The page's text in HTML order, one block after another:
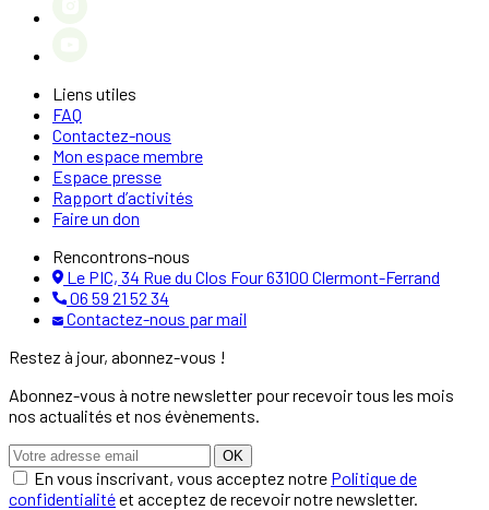
Liens utiles
FAQ
Contactez-nous
Mon espace membre
Espace presse
Rapport d’activités
Faire un don
Rencontrons-nous
Le PIC, 34 Rue du Clos Four 63100 Clermont-Ferrand
06 59 21 52 34
Contactez-nous par mail
Restez à jour, abonnez-vous !
Abonnez-vous à notre newsletter pour recevoir tous les mois
nos actualités et nos évènements.
OK
En vous inscrivant, vous acceptez notre Politique de
confidentialitéet acceptez de recevoir notre newsletter.